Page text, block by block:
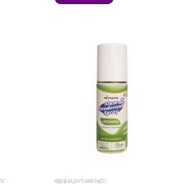
ချွေးနံ့ပျောက်ဆေးများ